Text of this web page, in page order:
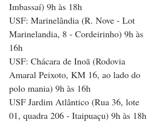
Imbassaí) 9h às 18h
USF: Marinelândia (R. Nove - Lot
Marinelandia, 8 - Cordeirinho) 9h às
16h
USF: Chácara de Inoã (Rodovia
Amaral Peixoto, KM 16, ao lado do
polo mania) 9h às 16h
USF Jardim Atlântico (Rua 36, lote
01, quadra 206 - Itaipuaçu) 9h às 18h